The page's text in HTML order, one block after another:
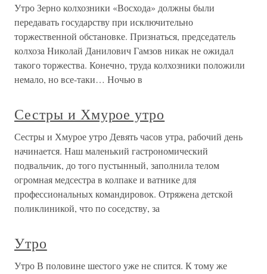
Утро Зерно колхозники «Восхода» должны были
передавать государству при исключительно
торжественной обстановке. Признаться, председатель
колхоза Николай Данилович Гамзов никак не ожидал
такого торжества. Конечно, труда колхозники положили
немало, но все-таки… Ночью в
Сестры и Хмурое утро
Сестры и Хмурое утро Девять часов утра, рабочий день
начинается. Наш маленький гастрономический
подвальчик, до того пустынный, заполнила телом
огромная медсестра в колпаке и ватнике для
профессиональных командировок. Отряжена детской
поликлиникой, что по соседству, за
Утро
Утро В половине шестого уже не спится. К тому же